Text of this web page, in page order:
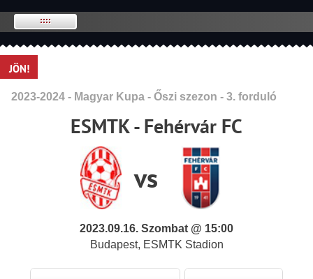
JÖN!
2023-2024 - Magyar Kupa - Őszi szezon - 3. forduló
ESMTK - Fehérvár FC
vs
2023.09.16. Szombat @ 15:00
Budapest, ESMTK Stadion